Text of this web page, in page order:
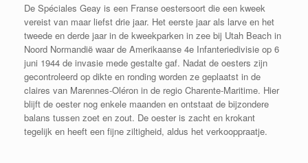
De Spéciales Geay is een Franse oestersoort die een kweek
vereist van maar liefst drie jaar. Het eerste jaar als larve en het
tweede en derde jaar in de kweekparken in zee bij Utah Beach in
Noord Normandië waar de Amerikaanse 4e Infanteriedivisie op 6
juni 1944 de invasie mede gestalte gaf. Nadat de oesters zijn
gecontroleerd op dikte en ronding worden ze geplaatst in de
claires van Marennes-Oléron in de regio Charente-Maritime. Hier
blijft de oester nog enkele maanden en ontstaat de bijzondere
balans tussen zoet en zout. De oester is zacht en krokant
tegelijk en heeft een fijne ziltigheid, aldus het verkooppraatje.